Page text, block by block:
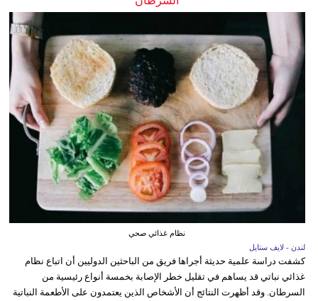
نظام غذائي صحي
لندن - لايف ستايل
كشفت دراسة علمية حديثة أجراها فريق من الباحثين الدوليين أن اتباع نظام
غذائي نباتي قد يساهم في تقليل خطر الإصابة بخمسة أنواع رئيسية من
السرطان. وقد أظهرت النتائج أن الأشخاص الذين يعتمدون على الأطعمة النباتية